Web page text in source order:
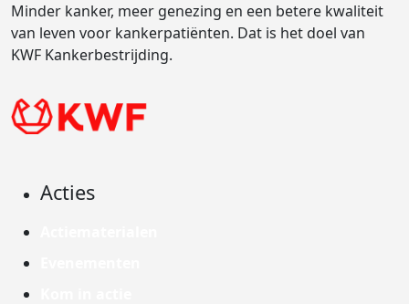
Minder kanker, meer genezing en een betere kwaliteit
van leven voor kankerpatiënten. Dat is het doel van
KWF Kankerbestrijding.
Acties